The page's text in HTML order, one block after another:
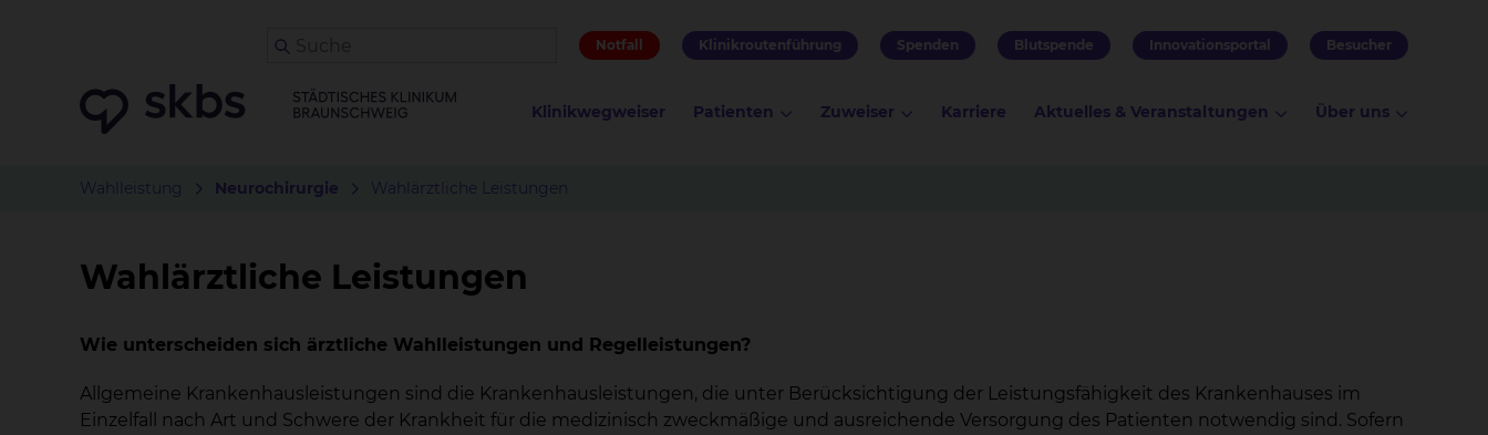
Notfall Klinikroutenführung Spenden Blutspende Innovationsportal Besucher
Klinikwegweiser Patienten Zuweiser Karriere Aktuelles & Veranstaltungen Über uns
Wahlleistung Neurochirurgie Wahlärztliche Leistungen
Wahlärztliche Leistungen
Wie unterscheiden sich ärztliche Wahlleistungen und Regelleistungen?
Allgemeine Krankenhausleistungen sind die Krankenhausleistungen, die unter Berücksichtigung der Leistungsfähigkeit des Krankenhauses im
Einzelfall nach Art und Schwere der Krankheit für die medizinisch zweckmäßige und ausreichende Versorgung des Patienten notwendig sind. Sofern